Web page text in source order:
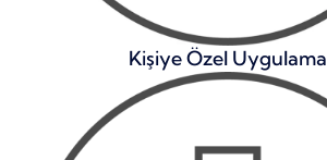
Kişiye Özel Uygulama